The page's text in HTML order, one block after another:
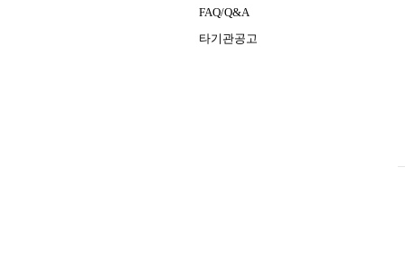
FAQ/Q&A
타기관공고